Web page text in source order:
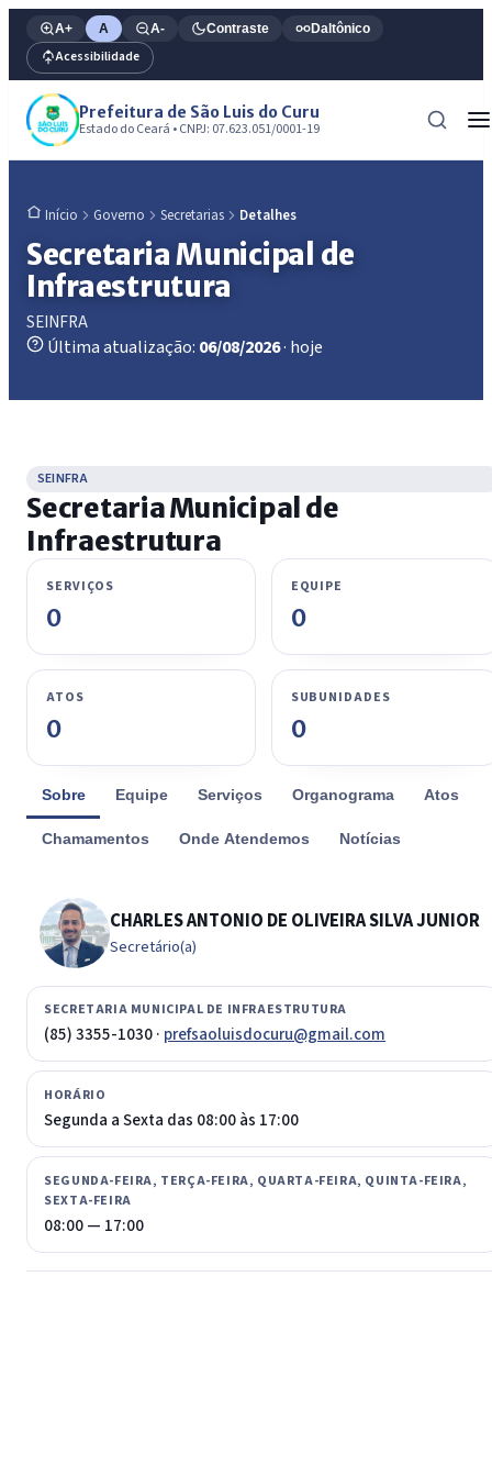
A+ A A- Contraste Daltônico
Acessibilidade
Prefeitura de São Luis do Curu
Estado do Ceará • CNPJ: 07.623.051/0001-19
Início Governo Secretarias Detalhes
Secretaria Municipal de
Infraestrutura
SEINFRA
Última atualização: 06/08/2026· hoje
SEINFRA
Secretaria Municipal de
Infraestrutura
SERVIÇOS
0
EQUIPE
0
ATOS
0
SUBUNIDADES
0
Sobre Equipe Serviços Organograma Atos
Chamamentos Onde Atendemos Notícias
CHARLES ANTONIO DE OLIVEIRA SILVA JUNIOR
Secretário(a)
SECRETARIA MUNICIPAL DE INFRAESTRUTURA
(85) 3355-1030 · prefsaoluisdocuru@gmail.com
HORÁRIO
Segunda a Sexta das 08:00 às 17:00
SEGUNDA-FEIRA, TERÇA-FEIRA, QUARTA-FEIRA, QUINTA-FEIRA,
SEXTA-FEIRA
08:00 — 17:00